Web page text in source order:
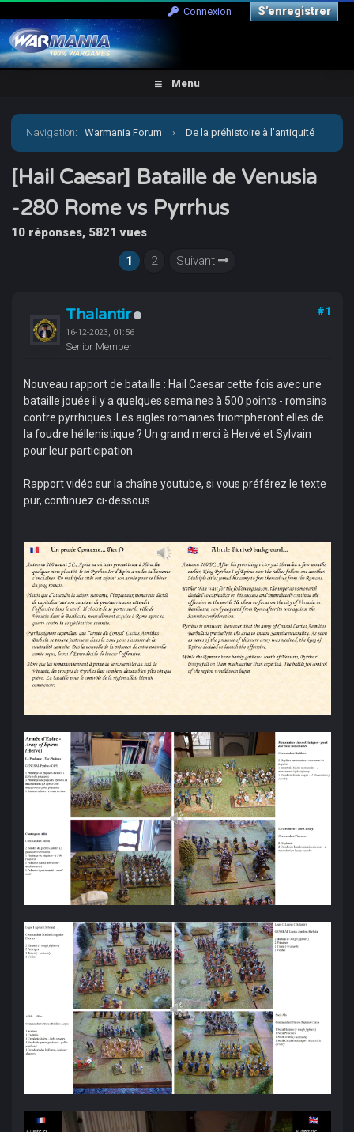
Connexion S’enregistrer
Menu
Navigation:Warmania Forum › De la préhistoire à l'antiquité
› Antiquité-Historique › [Hail Caesar] Bataille de
Venusia -280 Rome vs Pyrrhus
[Hail Caesar] Bataille de Venusia
-280 Rome vs Pyrrhus
10 réponses, 5821 vues
1
2 Suivant
Thalantir
16-12-2023, 01:56
Senior Member
#1
Nouveau rapport de bataille : Hail Caesar cette fois avec une
bataille jouée il y a quelques semaines à 500 points - romains
contre pyrrhiques. Les aigles romaines triompheront elles de
la foudre héllenistique ? Un grand merci à Hervé et Sylvain
pour leur participation
Rapport vidéo sur la chaîne youtube, si vous préférez le texte
pur, continuez ci-dessous.